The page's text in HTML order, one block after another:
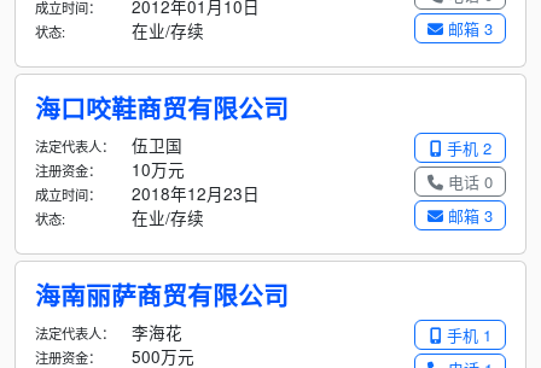
邮箱 3
成立时间： 2012年01月10日
状态: 在业/存续
海口咬鞋商贸有限公司
手机 2
电话 0
邮箱 3
法定代表人： 伍卫国
注册资金： 10万元
成立时间： 2018年12月23日
状态: 在业/存续
海南丽萨商贸有限公司
手机 1
法定代表人： 李海花
注册资金： 500万元